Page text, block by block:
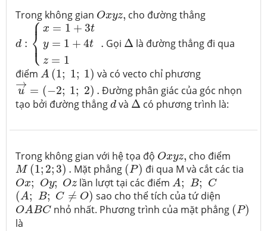
Trong không gian Oxyz,
Oxyz cho đường thẳng
d : ⎧
⎪
⎨
⎪
⎩
x = 1 + 3t
y = 1 + 4t
z = 1
.
d{x=1+3ty=1+4tz=1.
Gọi Δ
Δ là đường thẳng đi qua
điểm A (1; 1; 1)
A( 1;1;1) và có vecto chỉ phương
→
u = (−2; 1; 2) .
u→=(− 2;1 2)
Đường phân giác của góc nhọn
tạo bởi đường thẳng d
dvà Δ
Δ có phương trình là:
Trong không gian với hệ tọa độ Oxyz,
Oxyz cho điểm
M (1; 2;3) .
M(1;2;3). Mặt phẳng (P)
(P) đi qua M và cắt các tia
Ox; Oy; Oz
Ox;Oy;Oz lần lượt tại các điểmA; B; C
A;B;C
(A; B; C ≠ O)
(A;B C≠O) sao cho thể tích của tứ diện
OABC
OA BC nhỏ nhất. Phương trình của mặt phẳng (P)
(P)
là